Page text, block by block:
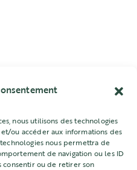
nous utilisons des technologies
ou accéder aux informations des
nous permettra de
de navigation ou les ID
consentir ou de retirer son